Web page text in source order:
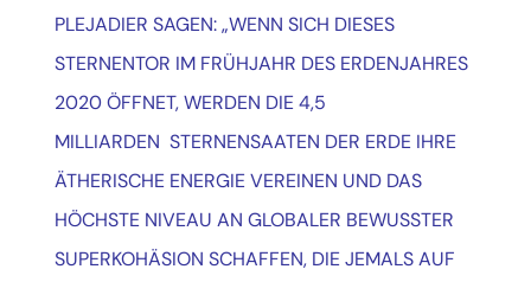
PLEJADIER SAGEN: „WENN SICH DIESES
STERNENTOR IM FRÜHJAHR DES ERDENJAHRES
2020 ÖFFNET, WERDEN DIE 4,5
MILLIARDEN STERNENSAATEN DER ERDE IHRE
ÄTHERISCHE ENERGIE VEREINEN UND DAS
HÖCHSTE NIVEAU AN GLOBALER BEWUSSTER
SUPERKOHÄSION SCHAFFEN, DIE JEMALS AUF